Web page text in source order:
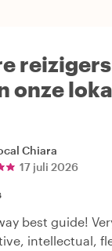
onze
Chiara
17 juli 2026
best guide!
intellectual,